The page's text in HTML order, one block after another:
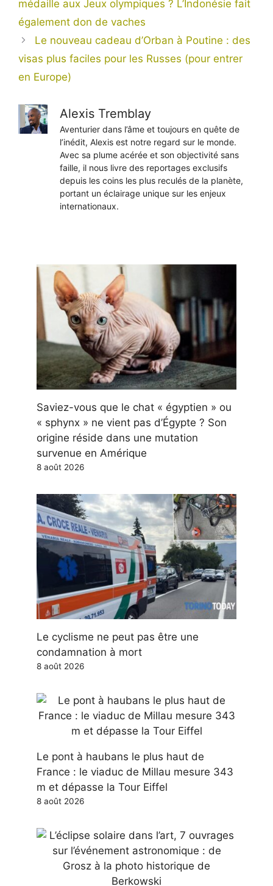
médaille aux Jeux olympiques ? L’Indonésie fait
également don de vaches
Le nouveau cadeau d’Orban à Poutine : des
visas plus faciles pour les Russes (pour entrer
en Europe)
Alexis Tremblay
Aventurier dans l’âme et toujours en quête de
l’inédit, Alexis est notre regard sur le monde.
Avec sa plume acérée et son objectivité sans
faille, il nous livre des reportages exclusifs
depuis les coins les plus reculés de la planète,
portant un éclairage unique sur les enjeux
internationaux.
Saviez-vous que le chat « égyptien » ou
« sphynx » ne vient pas d’Égypte ? Son
origine réside dans une mutation
survenue en Amérique
8 août 2026
Le cyclisme ne peut pas être une
condamnation à mort
8 août 2026
Le pont à haubans le plus haut de
France : le viaduc de Millau mesure 343
m et dépasse la Tour Eiffel
8 août 2026